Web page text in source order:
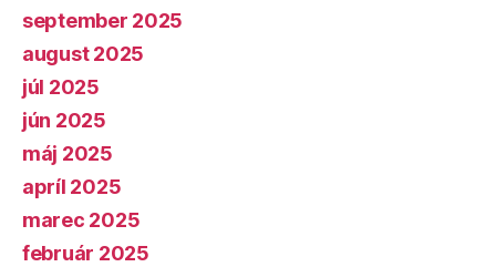
september 2025
august 2025
júl 2025
jún 2025
máj 2025
apríl 2025
marec 2025
február 2025